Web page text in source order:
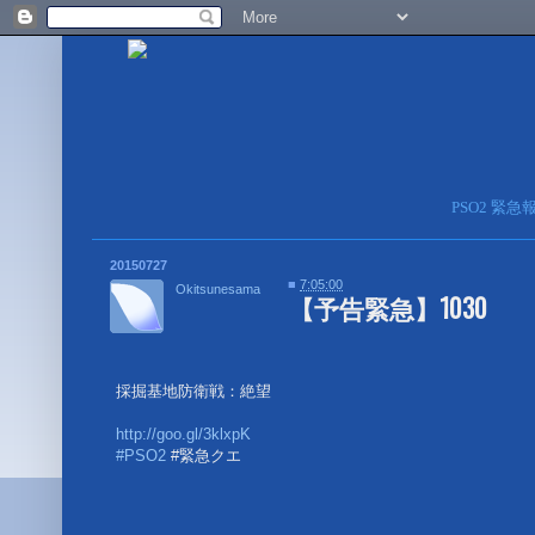
PSO2 緊急
20150727
【予告緊急】1030
採掘基地防衛戦：絶望
http://goo.gl/3klxpK
#PSO2 #緊急クエ
Okitsunesama ■7:05:00